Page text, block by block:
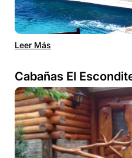
Leer Más
Cabañas El